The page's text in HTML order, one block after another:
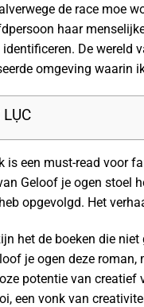
de race moe
haar
identificeren. De wereld
omgeving waarin
is een must-read voor
Geloof je ogen stoel
opgevolgd. Het
het de boeken die
je ogen deze roman,
potentie van creatief
een vonk van